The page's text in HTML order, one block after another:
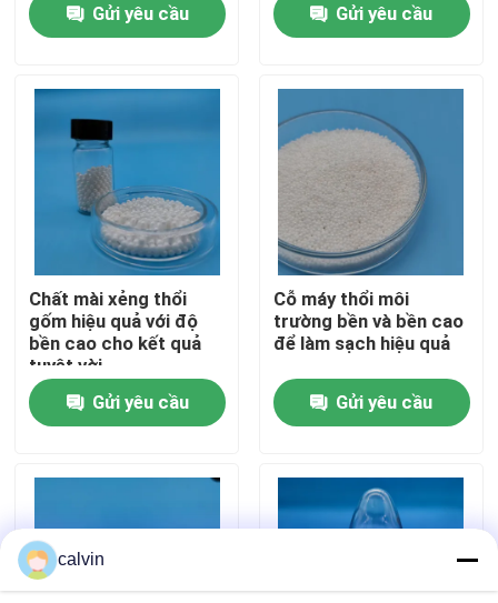
Sản phẩm
Về chúng tôi
Tham quan nhà máy
Kiểm soát chất lượng
Liên hệ chúng tôi
Yêu cầu báo giá
Gốm nổ mài mòn
Gửi yêu cầu
Gửi yêu cầu
Chất mài xẻng thổi
gốm hiệu quả với độ
bền cao cho kết quả
tuyệt vời
Gửi yêu cầu
Cỗ máy thổi môi
trường bền và bền cao
để làm sạch hiệu quả
Gửi yêu cầu
calvin